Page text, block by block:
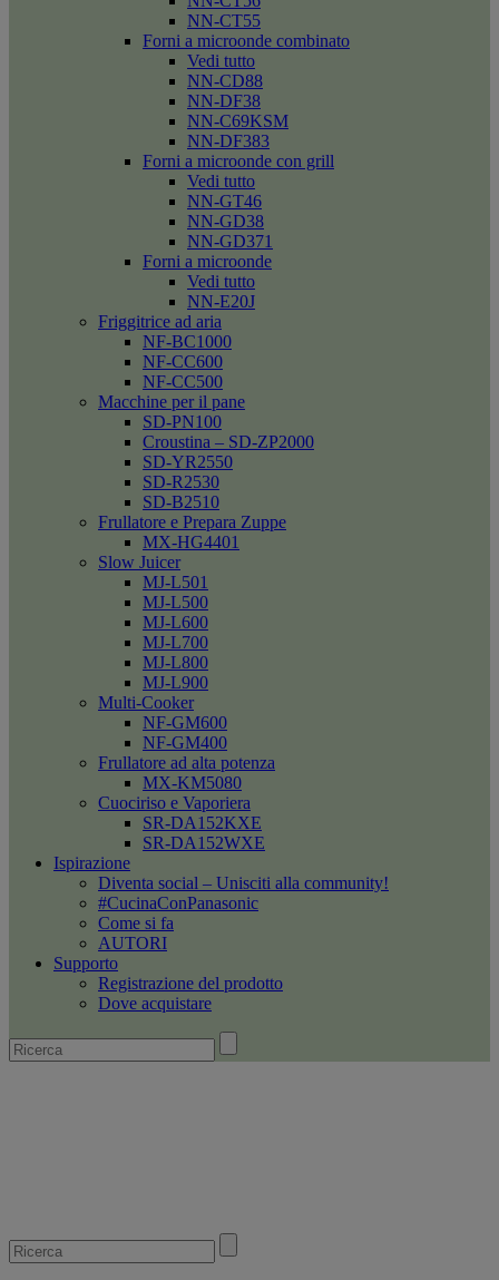
NN-CT55
Forni a microonde combinato
Vedi tutto
NN-CD88
NN-DF38
NN-C69KSM
NN-DF383
Forni a microonde con grill
Vedi tutto
NN-GT46
NN-GD38
NN-GD371
Forni a microonde
Vedi tutto
NN-E20J
Friggitrice ad aria
NF-BC1000
NF-CC600
NF-CC500
Macchine per il pane
SD-PN100
Croustina – SD-ZP2000
SD-YR2550
SD-R2530
SD-B2510
Frullatore e Prepara Zuppe
MX-HG4401
Slow Juicer
MJ-L501
MJ-L500
MJ-L600
MJ-L700
MJ-L800
MJ-L900
Multi-Cooker
NF-GM600
NF-GM400
Frullatore ad alta potenza
MX-KM5080
Cuociriso e Vaporiera
SR-DA152KXE
SR-DA152WXE
Ispirazione
Diventa social – Unisciti alla community!
#CucinaConPanasonic
Come si fa
AUTORI
Supporto
Registrazione del prodotto
Dove acquistare